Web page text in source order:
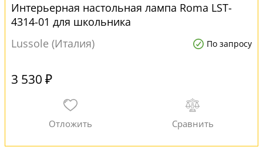
Интерьерная настольная лампа Roma LST-
4314-01 для школьника
Lussole (Италия)
По запросу
3 530 ₽